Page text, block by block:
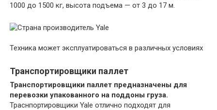
1000 до 1500 кг, высота подъема — от 3 до 17 м.
Техника может эксплуатироваться в различных условиях
Транспортировщики паллет
Транспортировщики паллет предназначены для
перевозки упакованного на поддоны груза.
Траснпортировщики Yale отлично подходят для